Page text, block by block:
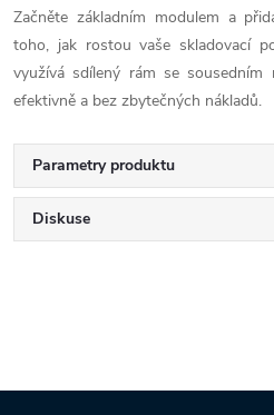
Začněte základním modulem a
toho, jak rostou vaše skladovací
využívá sdílený rám se
efektivně a bez zbytečných nákladů.
Parametry produktu
Diskuse